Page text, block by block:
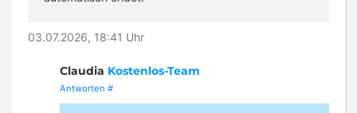
03.07.2026, 18:41 Uhr
Claudia Kostenlos-Team
Antworten #